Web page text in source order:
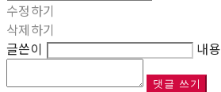
수정하기
삭제하기
글쓴이
내용
댓글 쓰기